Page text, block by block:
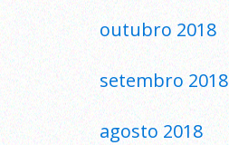
outubro 2018
setembro 2018
agosto 2018